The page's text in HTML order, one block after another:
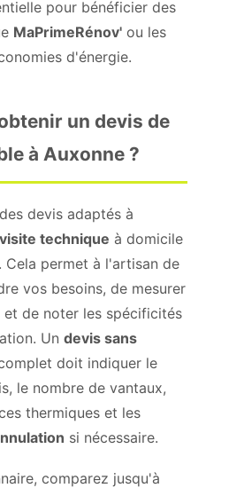
pour bénéficier des
MaPrimeRénov' ou les
d'énergie.
un devis de
à Auxonne ?
devis adaptés à
visite technique à domicile
Cela permet à l'artisan de
vos besoins, de mesurer
et de noter les spécificités
Un devis sans
doit indiquer le
le nombre de vantaux,
thermiques et les
si nécessaire.
comparez jusqu'à